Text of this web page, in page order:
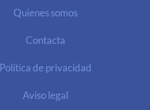
Quienes somos
Contacta
Política de privacidad
Aviso legal